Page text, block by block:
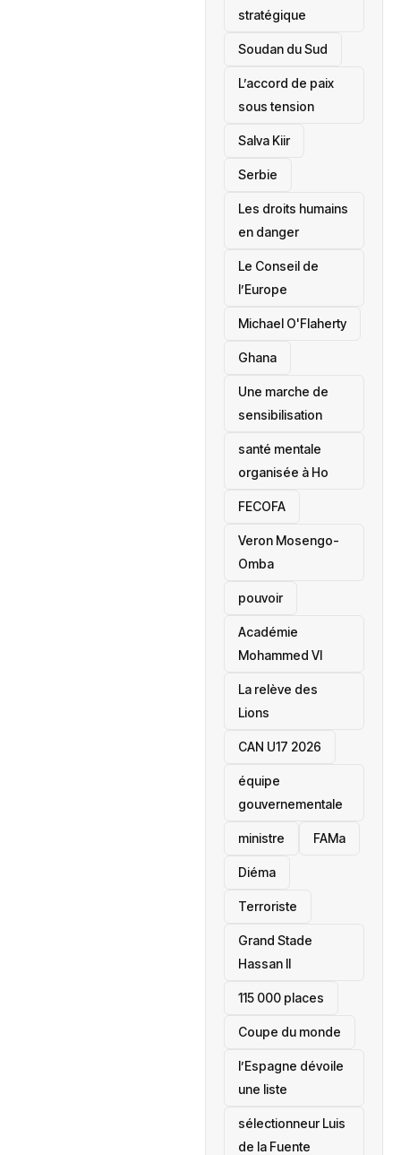
stratégique
‎Soudan du Sud
L’accord de paix
sous tension
Salva Kiir
‎Serbie
Les droits humains
en danger
‎Le Conseil de
l’Europe
Michael O'Flaherty
‎Ghana
Une marche de
sensibilisation
santé mentale
organisée à Ho
‎FECOFA
Veron Mosengo-
Omba
pouvoir
Académie
Mohammed VI
La relève des
Lions
CAN U17 2026
équipe
gouvernementale
ministre FAMa
Diéma
Terroriste
Grand Stade
Hassan II
115 000 places
‎Coupe du monde
l’Espagne dévoile
une liste
sélectionneur Luis
de la Fuente